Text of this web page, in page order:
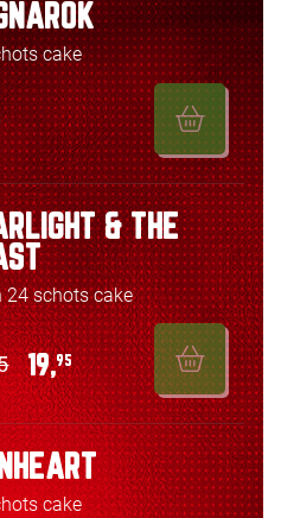
cake
& THE
24 schots cake
19,95
cake